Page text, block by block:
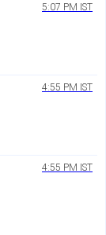
5:07 PM IST
4:55 PM IST
4:55 PM IST